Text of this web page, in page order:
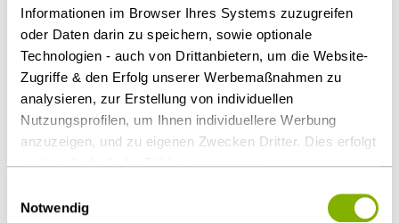
Informationen im Browser Ihres Systems zuzugreifen
oder Daten darin zu speichern, sowie optionale
Technologien - auch von Drittanbietern, um die Website-
Zugriffe & den Erfolg unserer Werbemaßnahmen zu
analysieren, zur Erstellung von individuellen
Nutzungsprofilen, um Ihnen individuellere Werbung
anzuzeigen, und zu eigenen Zwecken Dritter. Dies erfolgt
auch außerhalb der EU bei geringerem
Regelungen das Risiko des staatlichen Zugriffs &
Notwendig